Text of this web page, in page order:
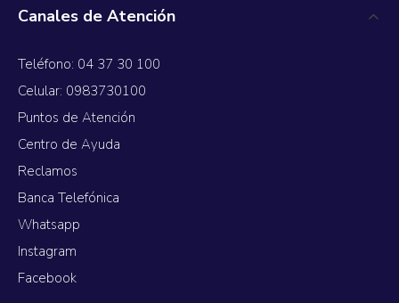
Canales de Atención
Teléfono: 04 37 30 100
Celular: 0983730100
Puntos de Atención
Centro de Ayuda
Reclamos
Banca Telefónica
Whatsapp
Instagram
Facebook